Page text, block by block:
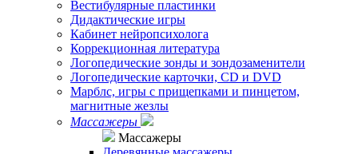
Вестибулярные пластинки
Дидактические игры
Кабинет нейропсихолога
Коррекционная литература
Логопедические зонды и зондозаменители
Логопедические карточки, CD и DVD
Марблс, игры с прищепками и пинцетом,
магнитные жезлы
Массажеры
Массажеры